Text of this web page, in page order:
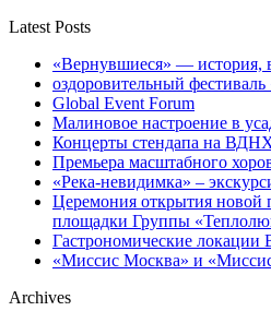
Latest Posts
«Вернувшиеся» — история,
оздоровительный фестиваль
Global Event Forum
Малиновое настроение в
Концерты стендапа на
Премьера масштабного
«Река-невидимка» –
Церемония открытия новой
площадки Группы
Гастрономические
«Миссис Москва» и
Archives